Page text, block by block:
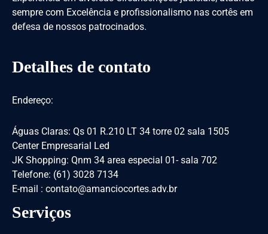
sempre com Excelência e profissionalismo nas cortês em
defesa de nossos patrocinados.
Detalhes de contato
Endereço:
Águas Claras: Qs 01 R.210 LT 34 torre 02 sala 1505
Center Empresarial Led
JK Shopping: Qnm 34 area especial 01- sala 702
Telefone: (61) 3028 7134
E-mail : contato@amanciocortes.adv.br
Serviços